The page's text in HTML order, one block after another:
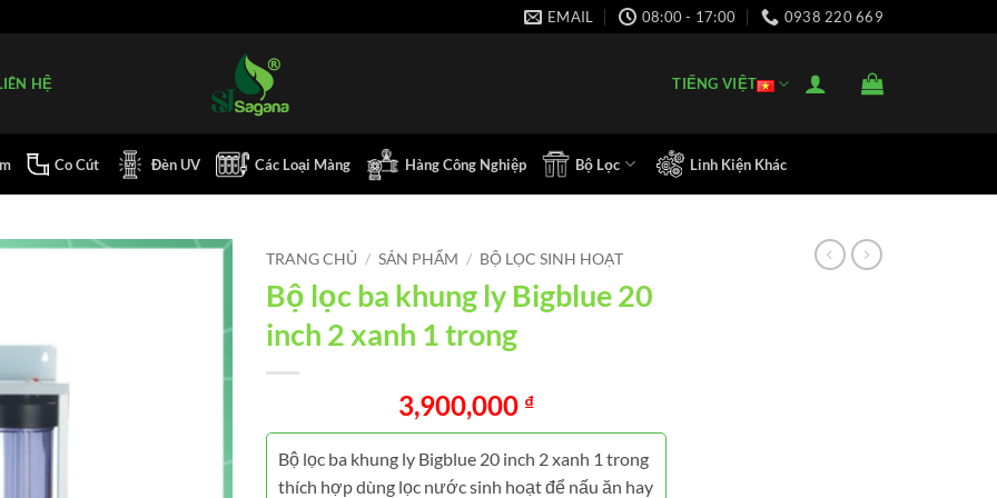
EMAIL 08:00 - 17:00 0938 220 669
HỆ TIẾNG VIỆT
Co Cút Đèn UV Các Loại Màng Hàng Công Nghiệp Bộ Lọc Linh Kiện Khác
TRANG CHỦ / SẢN PHẨM / BỘ LỌC SINH HOẠT
Bộ lọc ba khung ly Bigblue 20
inch 2 xanh 1 trong
3,900,000 ₫
Bộ lọc ba khung ly Bigblue 20 inch 2 xanh 1 trong
thích hợp dùng lọc nước sinh hoạt để nấu ăn hay